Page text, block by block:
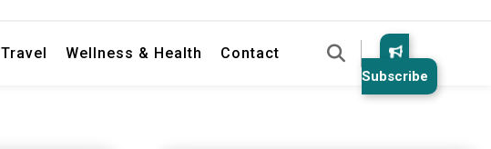
Travel Wellness & Health Contact
Subscribe